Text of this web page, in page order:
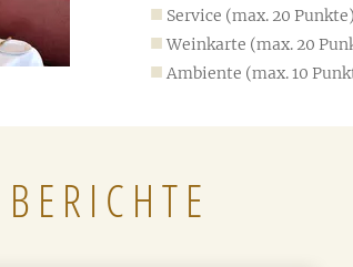
Service (max. 20
Weinkarte (max. 20
Ambiente (max. 10
BERICHTE